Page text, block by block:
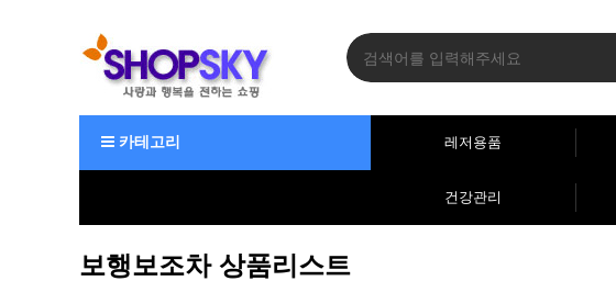
카테고리 레저용품
건강관리
보행보조차 상품리스트